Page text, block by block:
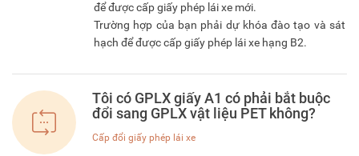
Tôi có GPLX giấy A1 có phải bắt buộc
đổi sang GPLX vật liệu PET không?
Cấp đổi giấy phép lái xe